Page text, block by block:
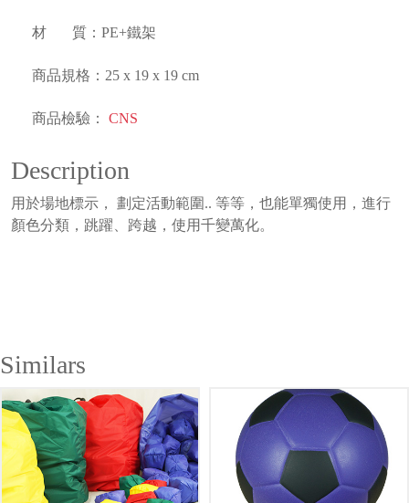
材 質：PE+鐵架
商品規格：25 x 19 x 19 cm
商品檢驗： CNS
Description
用於場地標示， 劃定活動範圍.. 等等，也能單獨使用，進行
顏色分類，跳躍、跨越，使用千變萬化。
Similars